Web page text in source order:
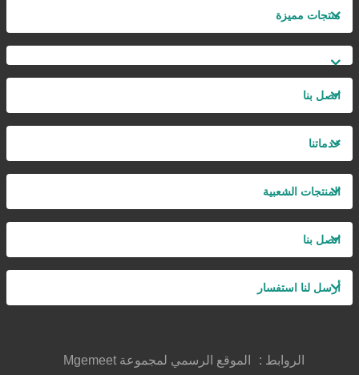
منتجات مميزة
اتصل بنا
خدماتنا
المنتجات الشعبية
اتصل بنا
أرسل لنا استفسار
الروابط :
الموقع الرسمي لمجموعة Mgemeet